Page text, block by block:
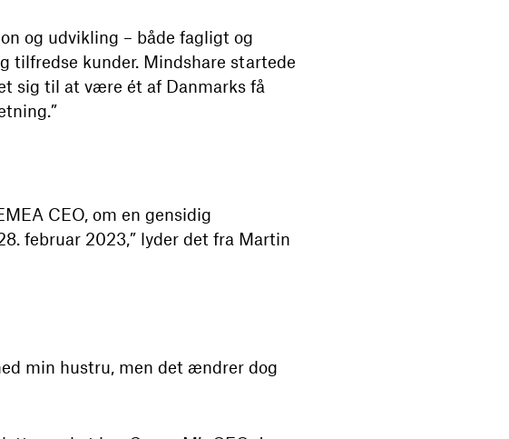
og udvikling – både fagligt og
tilfredse kunder. Mindshare startede
sig til at være ét af Danmarks få
CEO, om en gensidig
februar 2023,” lyder det fra Martin
min hustru, men det ændrer dog